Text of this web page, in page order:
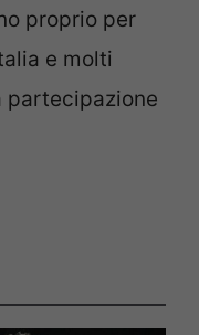
proprio per
e molti
partecipazione